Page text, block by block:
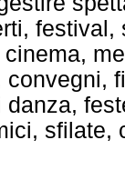
festival,
sfilate,